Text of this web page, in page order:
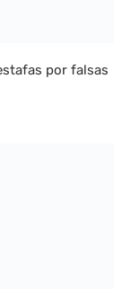
por falsas